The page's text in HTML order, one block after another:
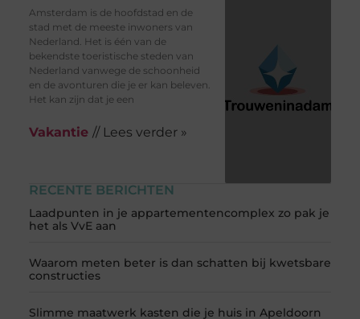
RECENTE BERICHTEN
Laadpunten in je appartementencomplex zo pak je
het als VvE aan
Waarom meten beter is dan schatten bij kwetsbare
constructies
Slimme maatwerk kasten die je huis in Apeldoorn
Amsterdam is de hoofdstad en de
stad met de meeste inwoners van
Nederland. Het is één van de
bekendste toeristische steden van
Nederland vanwege de schoonheid
en de avonturen die je er kan beleven.
Het kan zijn dat je een
Vakantie // Lees verder »